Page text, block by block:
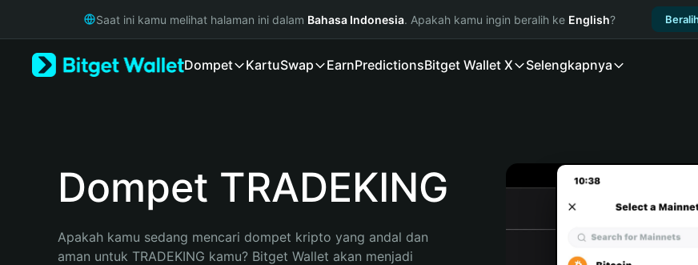
Русский
Bahasa Indonesia
Saat ini kamu melihat halaman ini dalam Bahasa Indonesia. Apakah kamu ingin beralih ke English?
Dompet KartuSwap EarnPredictionsBitget Wallet X Selengkapnya
Dompet TRADEKING
Apakah kamu sedang mencari dompet kripto yang andal dan
aman untuk TRADEKING kamu? Bitget Wallet akan menjadi